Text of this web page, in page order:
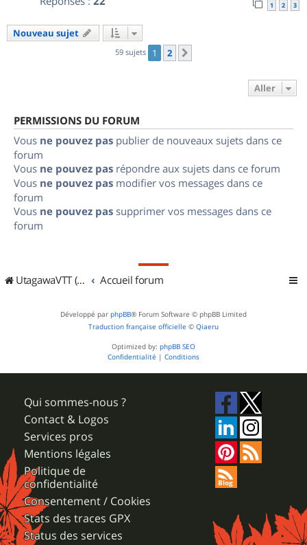
1 2 3
Nouveau sujet
59 sujets 1 2
Aller
PERMISSIONS DU FORUM
Vous ne pouvez pas publier de nouveaux sujets dans ce
forum
Vous ne pouvez pas répondre aux sujets dans ce forum
Vous ne pouvez pas modifier vos messages dans ce
forum
Vous ne pouvez pas supprimer vos messages dans ce
forum
UtagawaVTT (Randos VTT et VTTAE avec traces GPS) Accueil forum
Développé par phpBB® Forum Software © phpBB Limited
Traduction française officielle © Qiaeru
Optimized by: phpBB SEO
Confidentialité | Conditions
Qui sommes-nous ?
Contact & Logos
Services pros
Mentions légales
Politique de
confidentialité
Consentement / Cookies
Stats des traces GPX
Status des services